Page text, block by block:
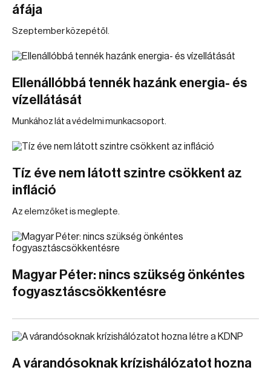
áfája
Szeptember közepétől.
Ellenállóbbá tennék hazánk energia- és
vízellátását
Munkához lát a védelmi munkacsoport.
Tíz éve nem látott szintre csökkent az
infláció
Az elemzőket is meglepte.
Magyar Péter: nincs szükség önkéntes
fogyasztáscsökkentésre
A várandósoknak krízishálózatot hozna